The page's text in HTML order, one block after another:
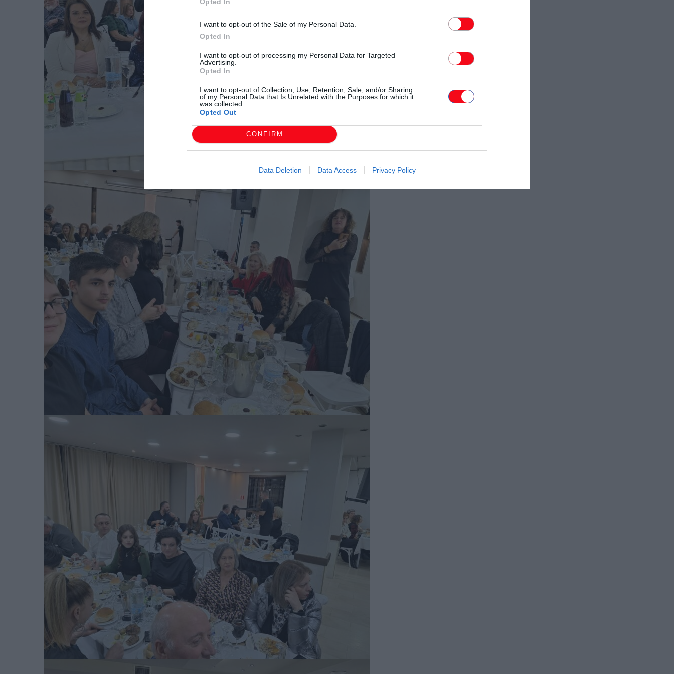
I want to opt-out of the Sale of my Personal Data.
Opted In
I want to opt-out of processing my Personal Data for Targeted
Advertising.
Opted In
I want to opt-out of Collection, Use, Retention, Sale, and/or Sharing
of my Personal Data that Is Unrelated with the Purposes for which it
was collected.
Opted Out
CONFIRM
Data Deletion Data Access Privacy Policy